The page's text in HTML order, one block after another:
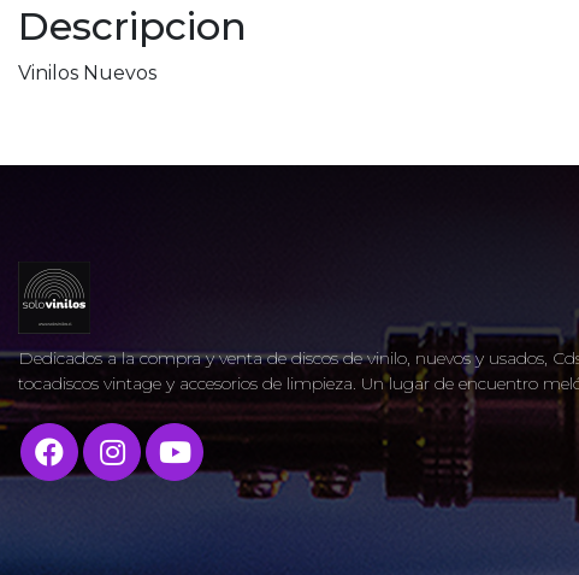
Descripcion
Vinilos Nuevos
Dedicados a la compra y venta de discos de vinilo, nuevos y usados,
tocadiscos vintage y accesorios de limpieza. Un lugar de encuentro